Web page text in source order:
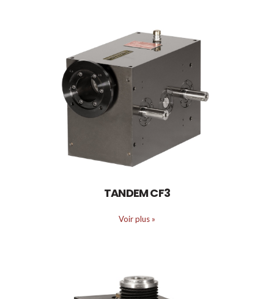
TANDEM CF3
Voir plus »